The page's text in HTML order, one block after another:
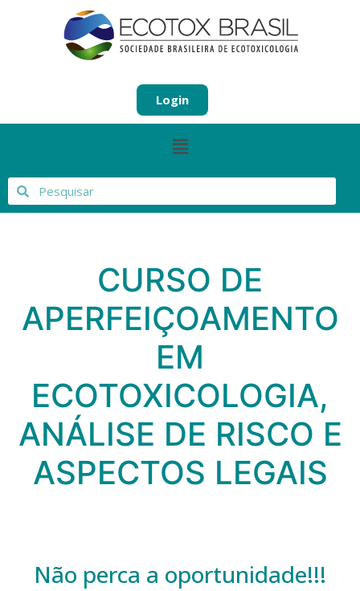
Login
CURSO DE
APERFEIÇOAMENTO
EM
ECOTOXICOLOGIA,
ANÁLISE DE RISCO E
ASPECTOS LEGAIS
Não perca a oportunidade!!!